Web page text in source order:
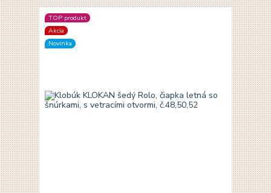
TOP produkt
Akcia
Novinka